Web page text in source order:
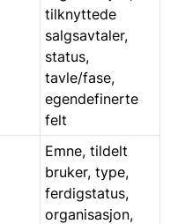
tilknyttede
salgsavtaler,
status,
tavle/fase,
egendefinerte
felt
Emne, tildelt
bruker, type,
ferdigstatus,
organisasjon,